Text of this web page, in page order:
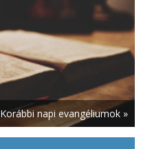
Korábbi napi evangéliumok »